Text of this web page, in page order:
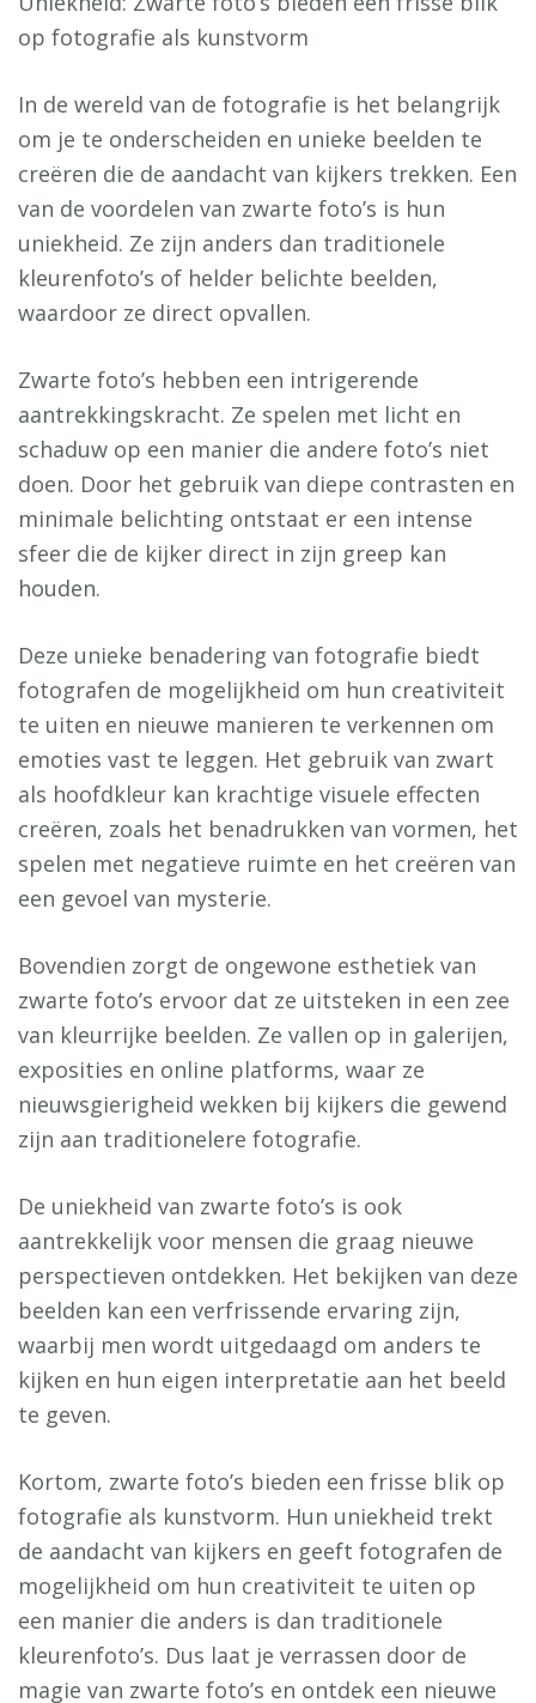
op fotografie als kunstvorm
In de wereld van de fotografie is het belangrijk
om je te onderscheiden en unieke beelden te
creëren die de aandacht van kijkers trekken. Een
van de voordelen van zwarte foto’s is hun
uniekheid. Ze zijn anders dan traditionele
kleurenfoto’s of helder belichte beelden,
waardoor ze direct opvallen.
Zwarte foto’s hebben een intrigerende
aantrekkingskracht. Ze spelen met licht en
schaduw op een manier die andere foto’s niet
doen. Door het gebruik van diepe contrasten en
minimale belichting ontstaat er een intense
sfeer die de kijker direct in zijn greep kan
houden.
Deze unieke benadering van fotografie biedt
fotografen de mogelijkheid om hun creativiteit
te uiten en nieuwe manieren te verkennen om
emoties vast te leggen. Het gebruik van zwart
als hoofdkleur kan krachtige visuele effecten
creëren, zoals het benadrukken van vormen, het
spelen met negatieve ruimte en het creëren van
een gevoel van mysterie.
Bovendien zorgt de ongewone esthetiek van
zwarte foto’s ervoor dat ze uitsteken in een zee
van kleurrijke beelden. Ze vallen op in galerijen,
exposities en online platforms, waar ze
nieuwsgierigheid wekken bij kijkers die gewend
zijn aan traditionelere fotografie.
De uniekheid van zwarte foto’s is ook
aantrekkelijk voor mensen die graag nieuwe
perspectieven ontdekken. Het bekijken van deze
beelden kan een verfrissende ervaring zijn,
waarbij men wordt uitgedaagd om anders te
kijken en hun eigen interpretatie aan het beeld
te geven.
Kortom, zwarte foto’s bieden een frisse blik op
fotografie als kunstvorm. Hun uniekheid trekt
de aandacht van kijkers en geeft fotografen de
mogelijkheid om hun creativiteit te uiten op
een manier die anders is dan traditionele
kleurenfoto’s. Dus laat je verrassen door de
magie van zwarte foto’s en ontdek een nieuwe